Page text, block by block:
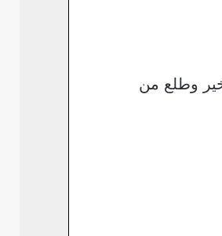
وطلع من